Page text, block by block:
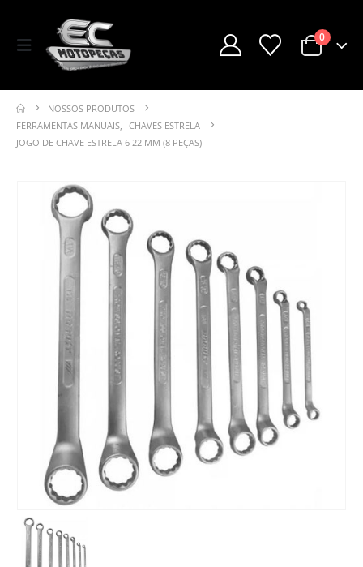
0
NOSSOS PRODUTOS
FERRAMENTAS MANUAIS, CHAVES ESTRELA
JOGO DE CHAVE ESTRELA 6 22 MM (8 PEÇAS)